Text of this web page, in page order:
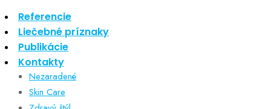
Referencie
Liečebné príznaky
Publikácie
Kontakty
august 2020
Kategórie
Nezaradené
Skin Care